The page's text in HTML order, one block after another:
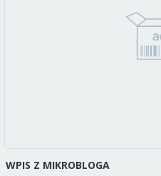
WPIS Z MIKROBLOGA